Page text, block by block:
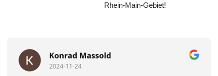
Rhein-Main-Gebiet!